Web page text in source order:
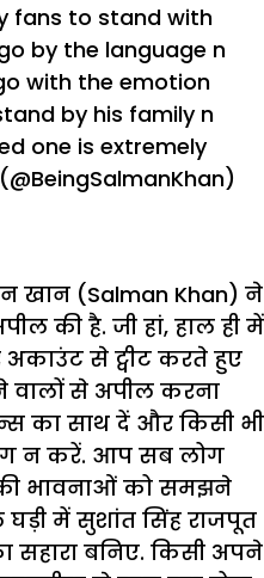
fans to stand with
by the language n
with the emotion
by his family n
one is extremely
(Salman Khan) ने
की है. जी हां, हाल ही में
से ट्वीट करते हुए
वालों से अपील करना
का साथ दें और किसी भी
न करें. आप सब लोग
भावनाओं को समझने
में सुशांत सिंह राजपूत
बनिए. किसी अपने